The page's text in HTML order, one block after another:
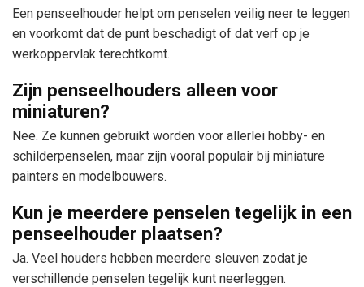
Een penseelhouder helpt om penselen veilig neer te leggen
en voorkomt dat de punt beschadigt of dat verf op je
werkoppervlak terechtkomt.
Zijn penseelhouders alleen voor
miniaturen?
Nee. Ze kunnen gebruikt worden voor allerlei hobby- en
schilderpenselen, maar zijn vooral populair bij miniature
painters en modelbouwers.
Kun je meerdere penselen tegelijk in een
penseelhouder plaatsen?
Ja. Veel houders hebben meerdere sleuven zodat je
verschillende penselen tegelijk kunt neerleggen.